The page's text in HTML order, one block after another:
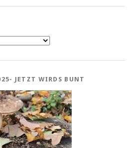
JETZT WIRDS BUNT